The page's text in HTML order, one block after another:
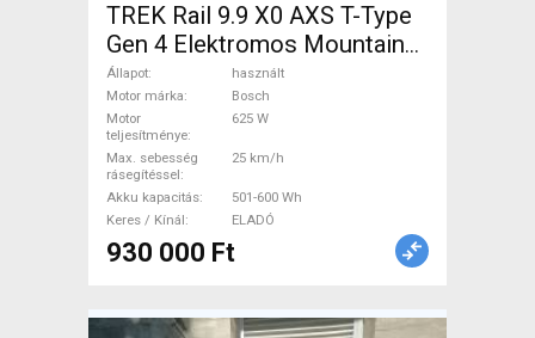
TREK Rail 9.9 X0 AXS T-Type
Gen 4 Elektromos Mountain
Bike össztelós / fully Bosch
használt ELADÓ
Állapot
használt
Motor márka
Bosch
Motor
teljesítménye
625 W
Max. sebesség
rásegítéssel
25 km/h
Akku kapacitás
501-600 Wh
Keres / Kínál
ELADÓ
930 000 Ft